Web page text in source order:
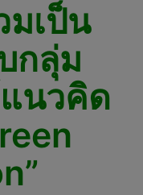
มเป็น
กลุ่ม
นวคิด